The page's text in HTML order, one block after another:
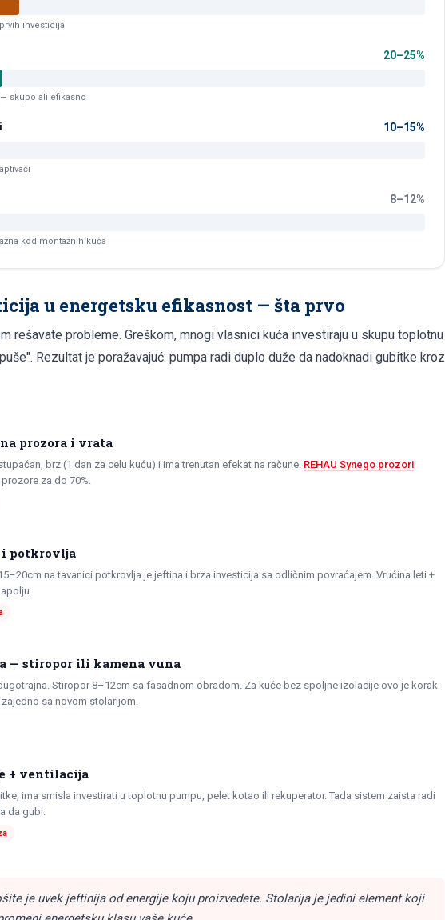
investicija
20–25%
skupo ali efikasno
10–15%
8–12%
kod montažnih kuća
u energetsku efikasnost — šta prvo
rešavate probleme. Greškom, mnogi vlasnici kuća investiraju u skupu toplotnu
Rezultat je poražavajuć: pumpa radi duplo duže da nadoknadi gubitke kroz
prozora i vrata
brz (1 dan za celu kuću) i ima trenutan efekat na račune. REHAU Synego prozori
za do 70%.
i potkrovlja
na tavanici potkrovlja je jeftina i brza investicija sa odličnim povraćajem. Vrućina leti +
— stiropor ili kamena vuna
Stiropor 8–12cm sa fasadnom obradom. Za kuće bez spoljne izolacije ovo je korak
sa novom stolarijom.
+ ventilacija
ima smisla investirati u toplotnu pumpu, pelet kotao ili rekuperator. Tada sistem zaista radi
da gubi.
je uvek jeftinija od energije koju proizvedete. Stolarija je jedini element koji